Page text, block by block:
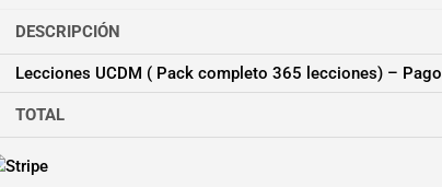
DESCRIPCIÓN
Lecciones UCDM ( Pack completo 365 lecciones) – Pago
TOTAL